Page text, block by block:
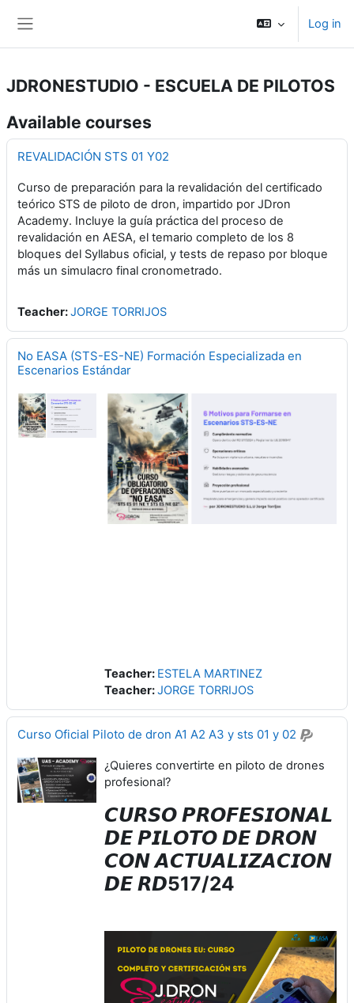
Log in
JDRONESTUDIO - ESCUELA DE PILOTOS
Available courses
REVALIDACIÓN STS 01 Y02
Curso de preparación para la revalidación del certificado
teórico STS de piloto de dron, impartido por JDron
Academy. Incluye la guía práctica del proceso de
revalidación en AESA, el temario completo de los 8
bloques del Syllabus oficial, y tests de repaso por bloque
más un simulacro final cronometrado.
Teacher:JORGE TORRIJOS
No EASA (STS-ES-NE) Formación Especializada en
Escenarios Estándar
Teacher: ESTELA MARTINEZ
Teacher:JORGE TORRIJOS
Curso Oficial Piloto de dron A1 A2 A3 y sts 01 y 02
¿Quieres convertirte en piloto de drones
profesional?
𝘾𝙐𝙍𝙎𝙊 𝙋𝙍𝙊𝙁𝙀𝙎𝙄𝙊𝙉𝘼𝙇
𝘿𝙀 𝙋𝙄𝙇𝙊𝙏𝙊 𝘿𝙀 𝘿𝙍𝙊𝙉
𝘾𝙊𝙉 𝘼𝘾𝙏𝙐𝘼𝙇𝙄𝙕𝘼𝘾𝙄𝙊𝙉
𝘿𝙀 𝙍𝘿517/24